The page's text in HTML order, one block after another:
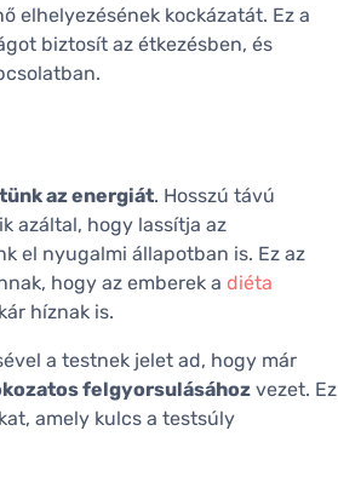
elhelyezésének kockázatát. Ez a
biztosít az étkezésben, és
az energiát. Hosszú távú
azáltal, hogy lassítja az
el nyugalmi állapotban is. Ez az
hogy az emberek a diéta
híznak is.
a testnek jelet ad, hogy már
felgyorsulásához vezet. Ez
amely kulcs a testsúly